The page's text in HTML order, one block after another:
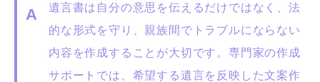
遺言書は自分の意思を伝えるだけではなく、法
的な形式を守り、親族間でトラブルにならない
内容を作成することが大切です。専門家の作成
サポートでは、希望する遺言を反映した文案作